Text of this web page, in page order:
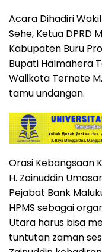
Acara Dihadiri
Sehe, Ketua DPRD
Kabupaten Buru
Bupati Halmahera
Walikota Ternate
tamu undangan.
Orasi Kebangsaan
H. Zainuddin
Pejabat Bank
HPMS sebagai
Utara harus bisa
tuntutan zaman